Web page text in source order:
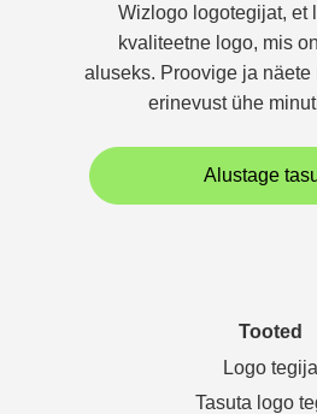
Wizlogo logotegijat, et
kvaliteetne logo, mis
aluseks. Proovige ja näete
erinevust ühe
Alustage
Tooted
Logo tegija
Tasuta logo